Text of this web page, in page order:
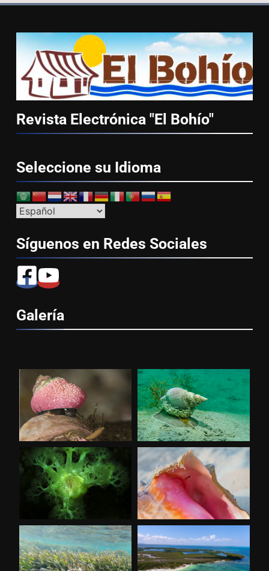
Revista Electrónica "El Bohío"
Seleccione su Idioma
Síguenos en Redes Sociales
Galería